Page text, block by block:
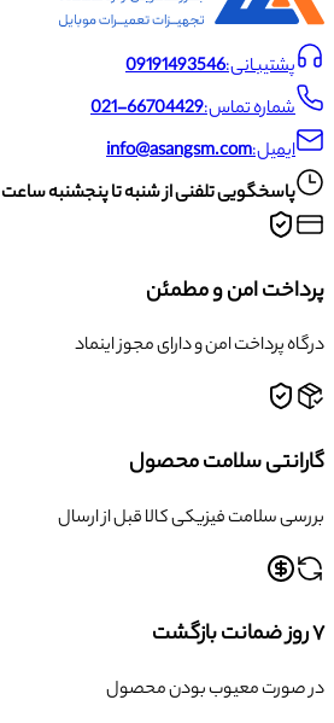
پشتیبانی:09191493546
شماره تماس:021-66704429
ایمیل:info@asangsm.com
پاسخگویی تلفنی از شنبه تا پنجشنبه ساعت ۱۰ الی ۱۹
پرداخت امن و مطمئن
درگاه پرداخت امن و دارای مجوز اینماد
گارانتی سلامت محصول
بررسی سلامت فیزیکی کالا قبل از ارسال
۷ روز ضمانت بازگشت
در صورت معیوب بودن محصول